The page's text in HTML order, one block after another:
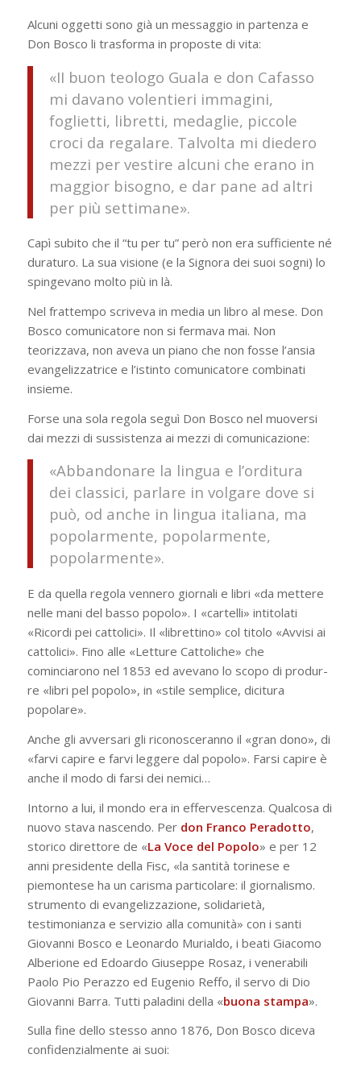
Al­cuni oggetti sono già un messaggio in partenza e
Don Bosco li trasforma in proposte di vita:
«II buon teologo Guala e don Cafasso
mi davano volentieri immagini,
foglietti, libretti, medaglie, piccole
croci da regalare. Talvolta mi diedero
mezzi per vestire alcuni che erano in
maggior bisogno, e dar pane ad altri
per più settimane».
Capì subito che il “tu per tu” però non era sufficiente né
duraturo. La sua visione (e la Signora dei suoi sogni) lo
spingevano molto più in là.
Nel frattempo scriveva in media un libro al mese. Don
Bosco comunicatore non si fermava mai. Non
teorizzava, non aveva un piano che non fosse l’ansia
evangelizzatrice e l’istinto comunicatore combinati
insieme.
Forse una sola regola seguì Don Bosco nel muoversi
dai mezzi di sussi­stenza ai mezzi di comunicazione:
«Abbandonare la lingua e l’orditura
dei classici, parlare in volgare dove si
può, od anche in lingua italiana, ma
po­polarmente, popolarmente,
popolarmente».
E da quella regola vennero giornali e libri «da mettere
nelle mani del basso popolo». I «cartelli» intitola­ti
«Ricordi pei cattolici». Il «librettino» col titolo «Avvisi ai
cattolici». Fino alle «Letture Cattoliche» che
cominciarono nel 1853 ed avevano lo scopo di produr­
re «libri pel popolo», in «stile semplice, dicitura
popolare».
Anche gli av­versari gli riconosceranno il «gran dono», di
«farvi capire e farvi leggere dal popolo». Farsi capire è
anche il modo di farsi dei nemici…
Intorno a lui, il mondo era in effervescenza. Qualcosa di
nuovo stava nascendo. Per don Franco Peradotto,
storico direttore de «La Voce del Popolo» e per 12
anni presidente della Fisc, «la santità torinese e
piemontese ha un carisma particolare: il giornalismo.
strumento di evangelizzazione, solidarietà,
testimonianza e servizio alla comunità» con i santi
Giovanni Bosco e Leonardo Murialdo, i beati Giacomo
Alberione ed Edoardo Giuseppe Rosaz, i venerabili
Paolo Pio Perazzo ed Eugenio Reffo, il servo di Dio
Giovanni Barra. Tutti paladini della «buona stampa».
Sulla fine dello stesso anno 1876, Don Bosco diceva
confidenzialmente ai suoi: